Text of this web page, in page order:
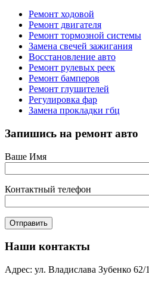
Ремонт ходовой
Ремонт двигателя
Ремонт тормозной системы
Замена свечей зажигания
Восстановление авто
Ремонт рулевых реек
Ремонт бамперов
Ремонт глушителей
Регулировка фар
Замена прокладки гбц
Запишись на ремонт авто
Ваше Имя
Контактный телефон
Наши контакты
Адрес: ул. Владислава Зубенко 62/1